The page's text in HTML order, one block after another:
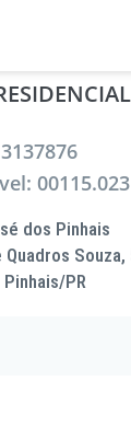
00115.023
dos Pinhais
PR